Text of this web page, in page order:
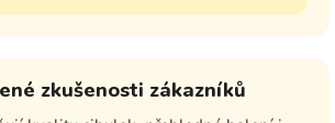
zkušenosti zákazníků